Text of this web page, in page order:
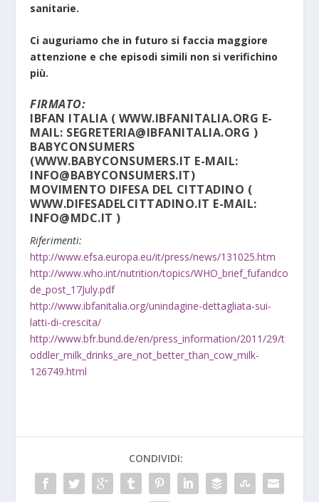
sanitarie.
Ci auguriamo che in futuro si faccia maggiore
attenzione e che episodi simili non si verifichino
più.
FIRMATO:
IBFAN ITALIA ( WWW.IBFANITALIA.ORG E-
MAIL: SEGRETERIA@IBFANITALIA.ORG )
BABYCONSUMERS
(WWW.BABYCONSUMERS.IT E-MAIL:
INFO@BABYCONSUMERS.IT)
MOVIMENTO DIFESA DEL CITTADINO (
WWW.DIFESADELCITTADINO.IT E-MAIL:
INFO@MDC.IT )
Riferimenti:
http://www.efsa.europa.eu/it/press/news/131025.htm
http://www.who.int/nutrition/topics/WHO_brief_fufandco
de_post_17July.pdf
http://www.ibfanitalia.org/unindagine-dettagliata-sui-
latti-di-crescita/
http://www.bfr.bund.de/en/press_information/2011/29/t
oddler_milk_drinks_are_not_better_than_cow_milk-
126749.html
CONDIVIDI: